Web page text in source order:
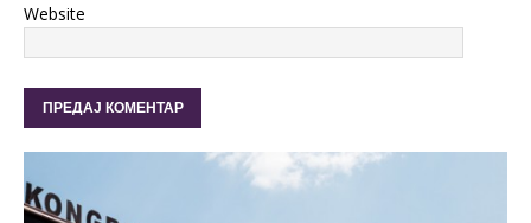
Website